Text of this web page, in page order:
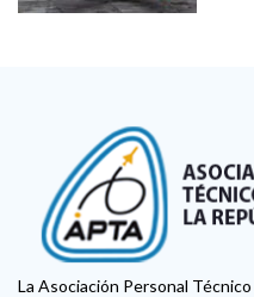
La Asociación Personal